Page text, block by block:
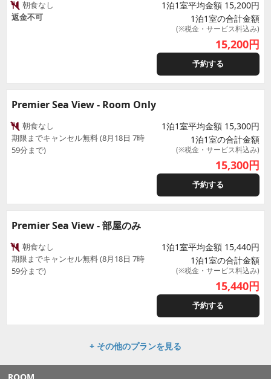
朝食なし
返金不可
1泊1室平均金額 15,200円
1泊1室の合計金額
(※税金・サービス料込み)
15,200円
予約する
Premier Sea View - Room Only
朝食なし
期限までキャンセル無料 (8月18日 7時
59分まで)
1泊1室平均金額 15,300円
1泊1室の合計金額
(※税金・サービス料込み)
15,300円
予約する
Premier Sea View - 部屋のみ
朝食なし
期限までキャンセル無料 (8月18日 7時
59分まで)
1泊1室平均金額 15,440円
1泊1室の合計金額
(※税金・サービス料込み)
15,440円
予約する
+ その他のプランを見る